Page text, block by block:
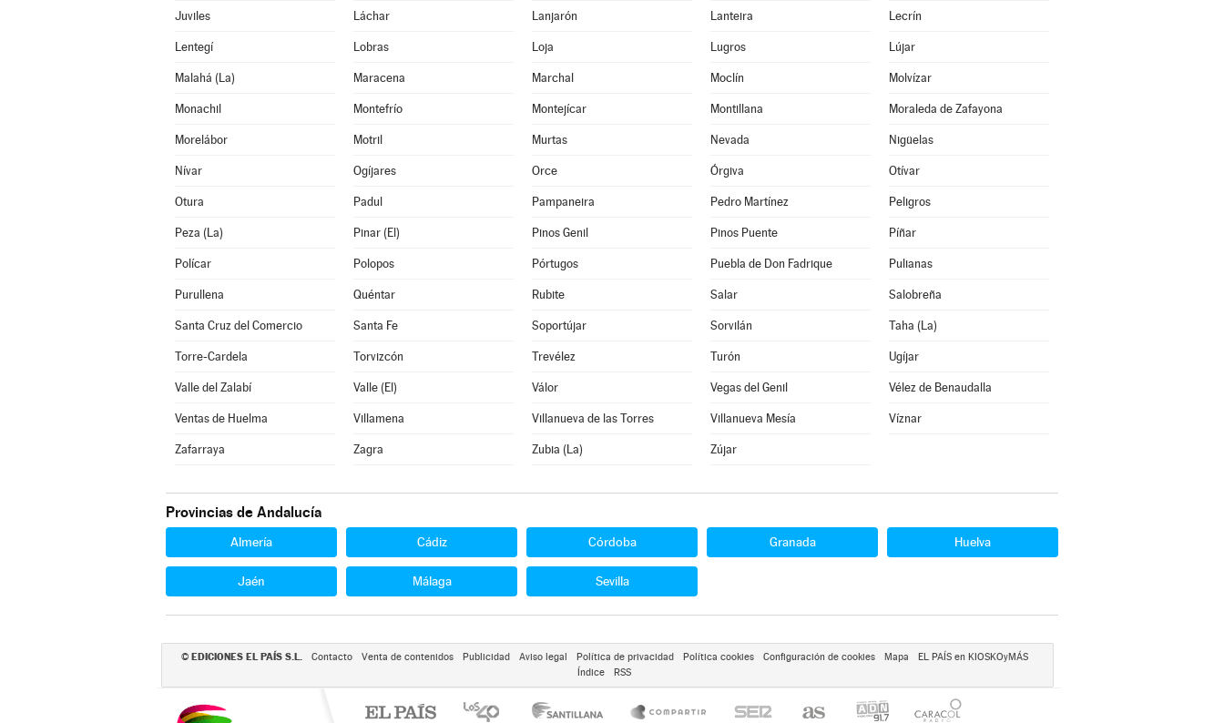
Juviles Láchar Lanjarón Lanteira Lecrín
Lentegí Lobras Loja Lugros Lújar
Malahá (La) Maracena Marchal Moclín Molvízar
Monachil Montefrío Montejícar Montillana Moraleda de Zafayona
Morelábor Motril Murtas Nevada Nigüelas
Nívar Ogíjares Orce Órgiva Otívar
Otura Padul Pampaneira Pedro Martínez Peligros
Peza (La) Pinar (El) Pinos Genil Pinos Puente Píñar
Polícar Polopos Pórtugos Puebla de Don Fadrique Pulianas
Purullena Quéntar Rubite Salar Salobreña
Santa Cruz del Comercio Santa Fe Soportújar Sorvilán Taha (La)
Torre-Cardela Torvizcón Trevélez Turón Ugíjar
Valle del Zalabí Valle (El) Válor Vegas del Genil Vélez de Benaudalla
Ventas de Huelma Villamena Villanueva de las Torres Villanueva Mesía Víznar
Zafarraya Zagra Zubia (La) Zújar
Provincias de Andalucía
Almería Cádiz Córdoba Granada Huelva
Jaén Málaga Sevilla
© EDICIONES EL PAÍS S.L. Contacto Venta de contenidos Publicidad Aviso legal Política de privacidad Política cookies Configuración de cookies Mapa
EL PAÍS en KIOSKOyMÁS
Índice
RSS